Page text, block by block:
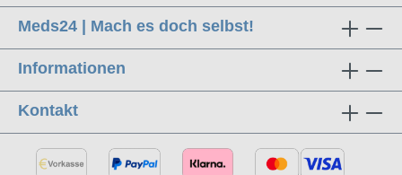
Meds24 | Mach es doch selbst!
Informationen
Kontakt